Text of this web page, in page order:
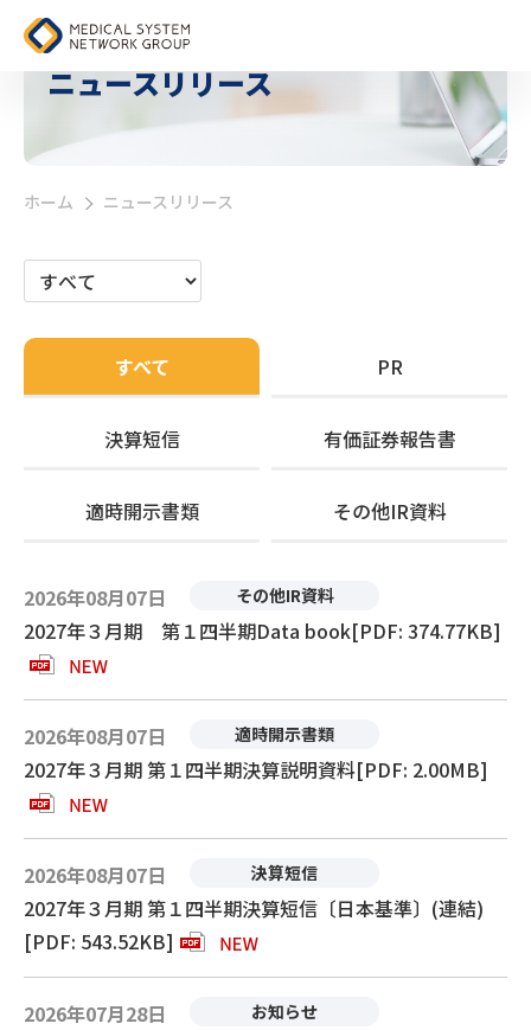
ニュースリリース
ホーム >
ニュースリリース
すべて PR
決算短信 有価証券報告書
適時開示書類 その他IR資料
2026年08月07日 その他IR資料
2027年３月期 第１四半期Data book[PDF: 374.77KB]
2026年08月07日 適時開示書類
2027年３月期 第１四半期決算説明資料[PDF: 2.00MB]
2026年08月07日 決算短信
2027年３月期 第１四半期決算短信〔日本基準〕(連結)
[PDF: 543.52KB]
2026年07月28日 お知らせ